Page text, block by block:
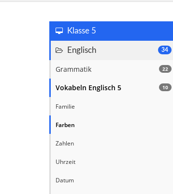
Klasse 5
34
Englisch
22
Grammatik
10
Vokabeln Englisch 5
Familie
Farben
Zahlen
Uhrzeit
Datum